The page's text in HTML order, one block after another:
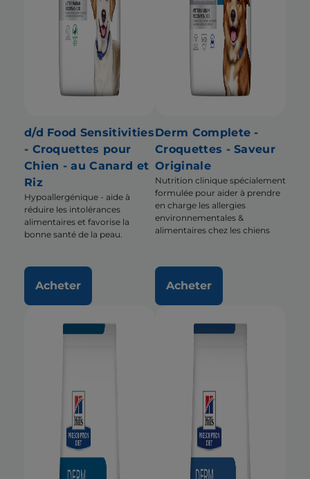
d/d Food Sensitivities
- Croquettes pour
Chien - au Canard et
Riz
Hypoallergénique - aide à
réduire les intolérances
alimentaires et favorise la
bonne santé de la peau.
Acheter
Derm Complete -
Croquettes - Saveur
Originale
Nutrition clinique spécialement
formulée pour aider à prendre
en charge les allergies
environnementales &
alimentaires chez les chiens
Acheter